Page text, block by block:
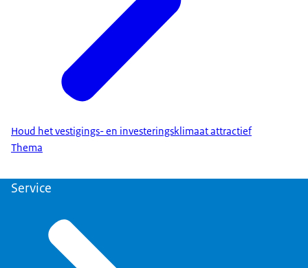
Houd het vestigings- en investeringsklimaat attractief
Thema
Service